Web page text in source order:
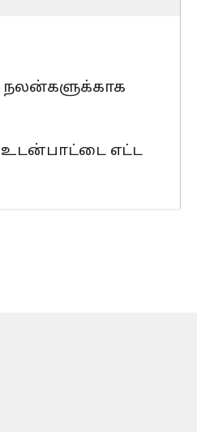
நலன்களுக்காக
உடன்பாட்டை எட்ட